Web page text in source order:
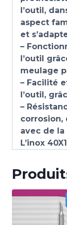
l’outil,
aspect
et
–
l’outil
meulage
– Facilité
l’outil,
–
corrosion,
avec de la
L’inox